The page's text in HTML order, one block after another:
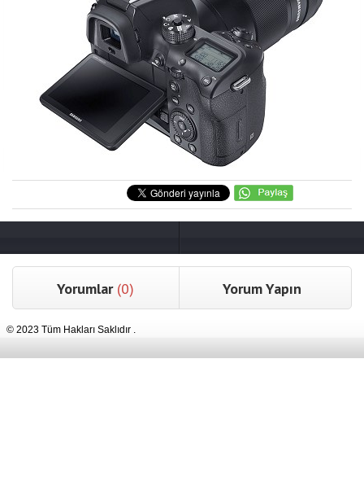
Yorumlar (0) Yorum Yapın
© 2023 Tüm Hakları Saklıdır .